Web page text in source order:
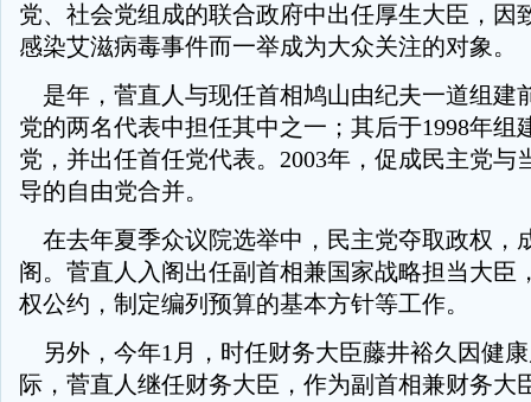
党、社会党组成的联合政府中出任厚生大臣，因
感染艾滋病毒事件而一举成为大众关注的对象。
是年，菅直人与现任首相鸠山由纪夫一道组建
党的两名代表中担任其中之一；其后于1998年组
党，并出任首任党代表。2003年，促成民主党与
导的自由党合并。
在去年夏季众议院选举中，民主党夺取政权，
阁。菅直人入阁出任副首相兼国家战略担当大臣
权公约，制定编列预算的基本方针等工作。
另外，今年1月，时任财务大臣藤井裕久因健
际，菅直人继任财务大臣，作为副首相兼财务大